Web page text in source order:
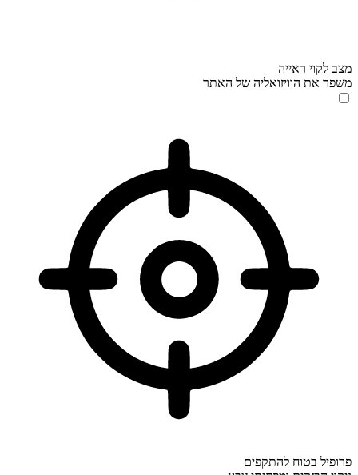
מצב לקוי ראייה
משפר את הוויזואליה של האתר
פרופיל בטוח להתקפים